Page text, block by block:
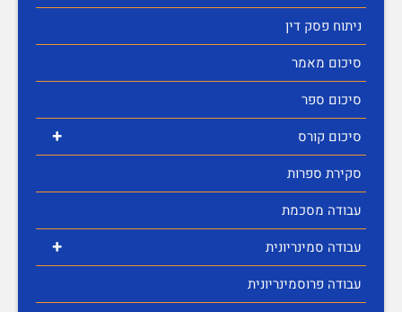
ניתוח פסק דין
סיכום מאמר
סיכום ספר
+
סיכום קורס
סקירת ספרות
עבודה מסכמת
+
עבודה סמינריונית
עבודה פרוסמינריונית